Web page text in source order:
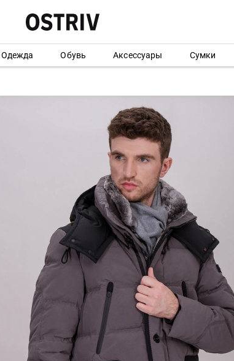
Одежда Обувь Аксессуары Сумки